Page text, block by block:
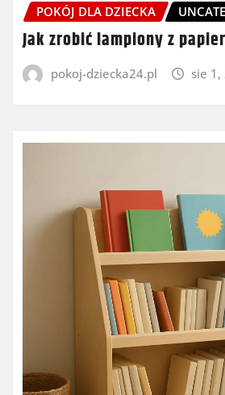
POKÓJ DLA DZIECKA
Jak zrobić lampiony z
pokoj-dziecka24.pl sie 1,